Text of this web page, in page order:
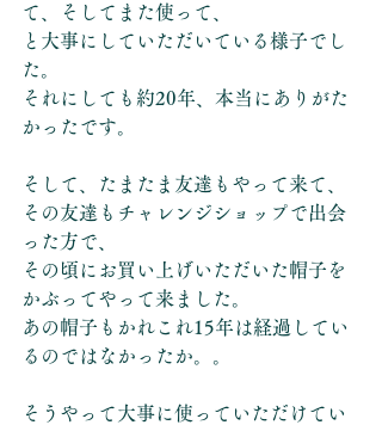
て、そしてまた使って、
と大事にしていただいている様子でし
た。
それにしても約20年、本当にありがた
かったです。
そして、たまたま友達もやって来て、
その友達もチャレンジショップで出会
った方で、
その頃にお買い上げいただいた帽子を
かぶってやって来ました。
あの帽子もかれこれ15年は経過してい
るのではなかったか。。
そうやって大事に使っていただけてい